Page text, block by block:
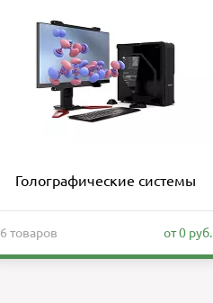
Голографические системы
6 товаров от 0 руб.